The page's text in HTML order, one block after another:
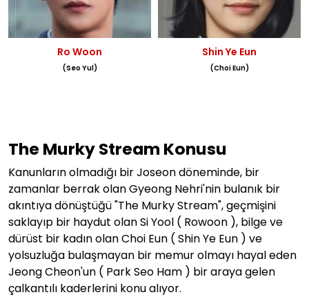
Ro Woon
(Seo Yul)
Shin Ye Eun
(Choi Eun)
The Murky Stream Konusu
Kanunların olmadığı bir Joseon döneminde, bir
zamanlar berrak olan Gyeong Nehri'nin bulanık bir
akıntıya dönüştüğü "The Murky Stream", geçmişini
saklayıp bir haydut olan Si Yool ( Rowoon ), bilge ve
dürüst bir kadın olan Choi Eun ( Shin Ye Eun ) ve
yolsuzluğa bulaşmayan bir memur olmayı hayal eden
Jeong Cheon'un ( Park Seo Ham ) bir araya gelen
çalkantılı kaderlerini konu alıyor.